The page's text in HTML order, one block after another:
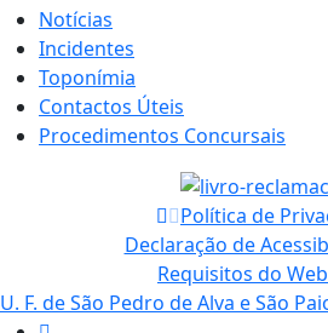
Notícias
Incidentes
Toponímia
Contactos Úteis
Procedimentos Concursais
Política de
Declaração de
Requisitos do
U. F. de São Pedro de Alva e São